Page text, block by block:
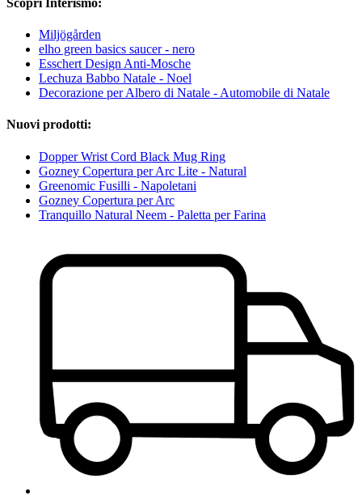
Scopri Interismo:
Miljögården
elho green basics saucer - nero
Esschert Design Anti-Mosche
Lechuza Babbo Natale - Noel
Decorazione per Albero di Natale - Automobile di Natale
Nuovi prodotti:
Dopper Wrist Cord Black Mug Ring
Gozney Copertura per Arc Lite - Natural
Greenomic Fusilli - Napoletani
Gozney Copertura per Arc
Tranquillo Natural Neem - Paletta per Farina